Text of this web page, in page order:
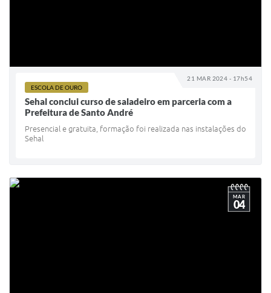
21 MAR 2024 - 17h54
ESCOLA DE OURO
Sehal conclui curso de saladeiro em parceria com a
Prefeitura de Santo André
Presencial e gratuita, formação foi realizada nas instalações do
Sehal
MAR
04